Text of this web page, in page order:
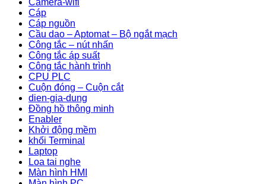
Camera-wifi
Cáp
Cáp nguồn
Cầu dao – Aptomat – Bộ ngắt mạch
Công tắc – nút nhấn
Công tắc áp suất
Công tắc hành trình
CPU PLC
Cuộn đóng – Cuộn cắt
dien-gia-dung
Đồng hồ thông minh
Enabler
Khởi động mềm
khối Terminal
Laptop
Loa tai nghe
Màn hình HMI